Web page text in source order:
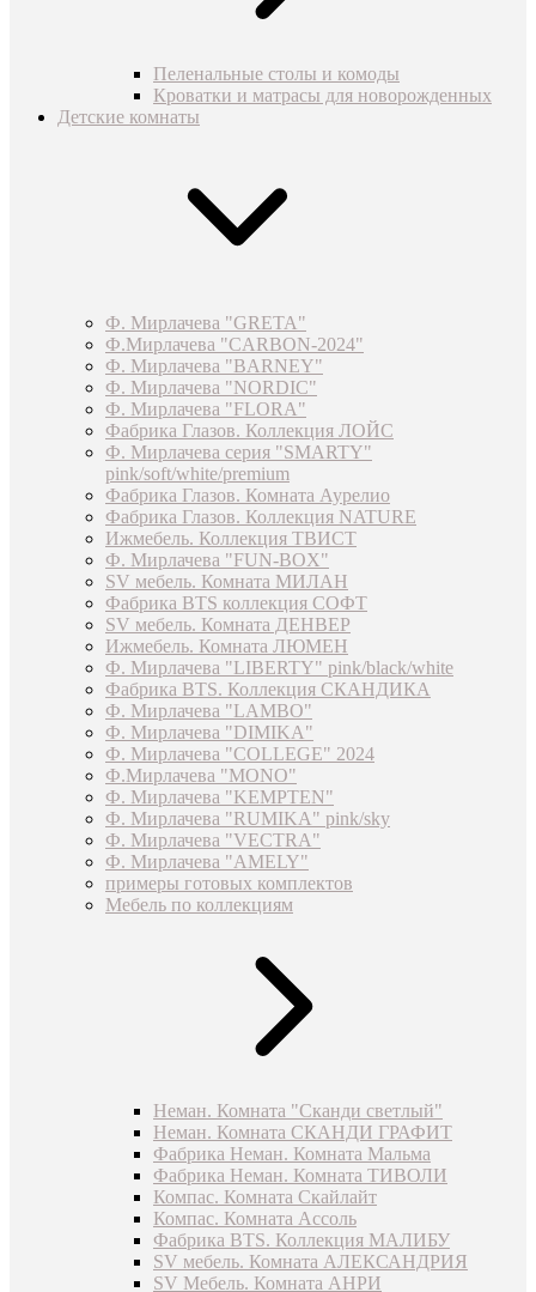
Пеленальные столы и комоды
Кроватки и матрасы для новорожденных
Детские комнаты
Ф. Мирлачева "GRETA"
Ф.Мирлачева "CARBON-2024"
Ф. Мирлачева "BARNEY"
Ф. Мирлачева "NORDIC"
Ф. Мирлачева "FLORA"
Фабрика Глазов. Коллекция ЛОЙС
Ф. Мирлачева серия "SMARTY"
pink/soft/white/premium
Фабрика Глазов. Комната Аурелио
Фабрика Глазов. Коллекция NATURE
Ижмебель. Коллекция ТВИСТ
Ф. Мирлачева "FUN-BOX"
SV мебель. Комната МИЛАН
Фабрика BTS коллекция СОФТ
SV мебель. Комната ДЕНВЕР
Ижмебель. Комната ЛЮМЕН
Ф. Мирлачева "LIBERTY" pink/black/white
Фабрика BTS. Коллекция СКАНДИКА
Ф. Мирлачева "LAMBO"
Ф. Мирлачева "DIMIKA"
Ф. Мирлачева "COLLEGE" 2024
Ф.Мирлачева "MONO"
Ф. Мирлачева "KEMPTEN"
Ф. Мирлачева "RUMIKA" pink/sky
Ф. Мирлачева "VECTRA"
Ф. Мирлачева "AMELY"
примеры готовых комплектов
Мебель по коллекциям
Неман. Комната "Сканди светлый"
Неман. Комната СКАНДИ ГРАФИТ
Фабрика Неман. Комната Мальма
Фабрика Неман. Комната ТИВОЛИ
Компас. Комната Скайлайт
Компас. Комната Ассоль
Фабрика BTS. Коллекция МАЛИБУ
SV мебель. Комната АЛЕКСАНДРИЯ
SV Мебель. Комната АНРИ